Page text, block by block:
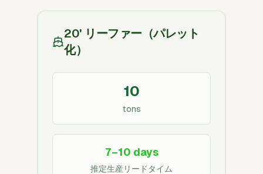
20' リーファー（パレット
化）
10
tons
7–10 days
推定生産リードタイム